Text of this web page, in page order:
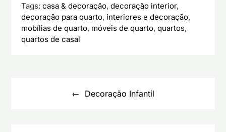
Tags:casa & decoração,decoração interior,
decoração para quarto, interiores e decoração,
mobílias de quarto, móveis de quarto,quartos,
quartos de casal
Decoração Infantil